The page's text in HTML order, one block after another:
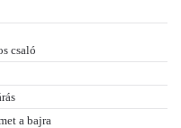
csaló
a bajra